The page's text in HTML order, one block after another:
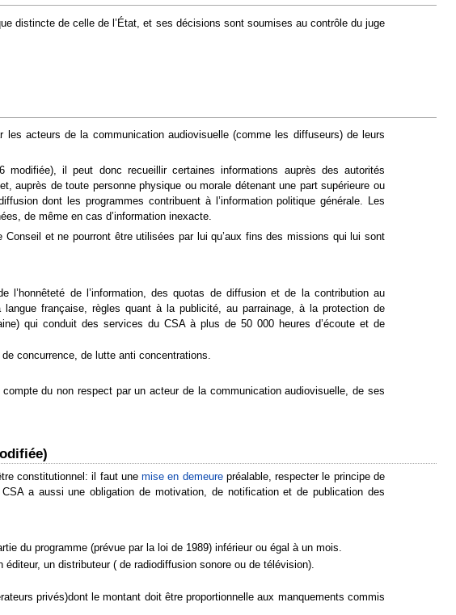
distincte de celle de l’État, et ses décisions sont soumises au contrôle du juge
acteurs de la communication audiovisuelle (comme les diffuseurs) de leurs
il peut donc recueillir certaines informations auprès des autorités
auprès de toute personne physique ou morale détenant une part supérieure ou
dont les programmes contribuent à l’information politique générale. Les
de même en cas d’information inexacte.
et ne pourront être utilisées par lui qu’aux fins des missions qui lui sont
de l’information, des quotas de diffusion et de la contribution au
française, règles quant à la publicité, au parrainage, à la protection de
qui conduit des services du CSA à plus de 50 000 heures d’écoute et de
concurrence, de lutte anti concentrations.
du non respect par un acteur de la communication audiovisuelle, de ses
constitutionnel: il faut unemise en demeurepréalable, respecter le principe de
a aussi une obligation de motivation, de notification et de publication des
du programme (prévue par la loi de 1989) inférieur ou égal à un mois.
un distributeur ( de radiodiffusion sonore ou de télévision).
privés)dont le montant doit être proportionnelle aux manquements commis